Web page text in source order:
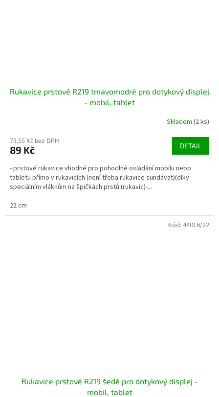
Rukavice prstové R219 tmavomodré pro dotykový displej
- mobil, tablet
Skladem (2 ks)
73,55 Kč bez DPH
89 Kč DETAIL
- prstové rukavice vhodné pro pohodlné ovládání mobilu nebo
tabletu přímo v rukavicích (není třeba rukavice sundávat)(díky
speciálním vláknům na špičkách prstů (rukavic)-...
22 cm
Rukavice prstové R219 šedé pro dotykový displej -
mobil, tablet
Kód: 44016/22